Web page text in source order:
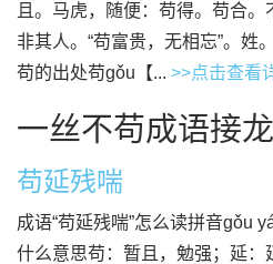
且。马虎，随便：苟得。苟合
非其人。“苟富贵，无相忘”。姓
苟的出处苟gǒu【... >>点击查看
一丝不苟成语接龙
苟延残喘
成语“苟延残喘”怎么读拼音gǒu
什么意思苟：暂且，勉强；延：